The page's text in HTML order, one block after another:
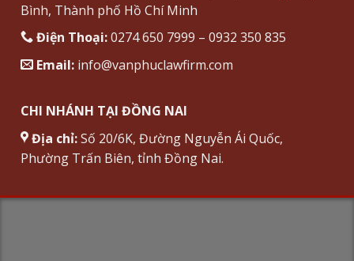
Bình, Thành phố Hồ Chí Minh
Điện Thoại:0274 650 7999 – 0932 350 835
Email: info@vanphuclawfirm.com
CHI NHÁNH TẠI ĐỒNG NAI
Địa chỉ:Số 20/6K, Đường Nguyễn Ái Quốc,
Phường Trấn Biên, tỉnh Đồng Nai.